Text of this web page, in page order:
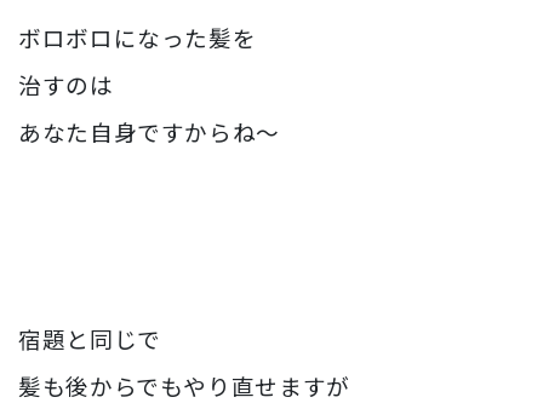
ボロボロになった髪を
治すのは
あなた自身ですからね〜
宿題と同じで
髪も後からでもやり直せますが